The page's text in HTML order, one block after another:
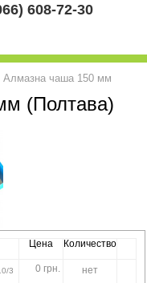
608-72-30
Алмазна чаша 150 мм
(Полтава)
Цена Количество
3
0 грн. нет